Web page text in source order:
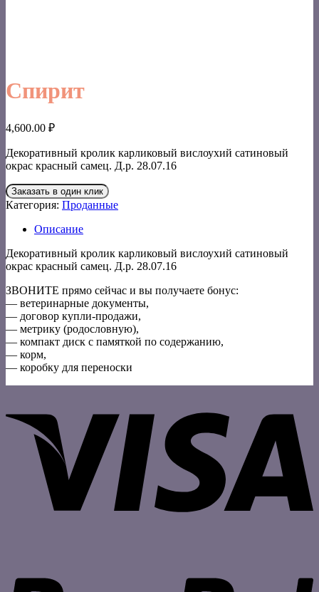
Спирит
4,600.00 ₽
Декоративный кролик карликовый вислоухий сатиновый
окрас красный самец. Д.р. 28.07.16
Заказать в один клик
Категория: Проданные
Описание
Декоративный кролик карликовый вислоухий сатиновый
окрас красный самец. Д.р. 28.07.16
ЗВОНИТЕ прямо сейчас и вы получаете бонус:
— ветеринарные документы,
— договор купли-продажи,
— метрику (родословную),
— компакт диск с памяткой по содержанию,
— корм,
— коробку для переноски